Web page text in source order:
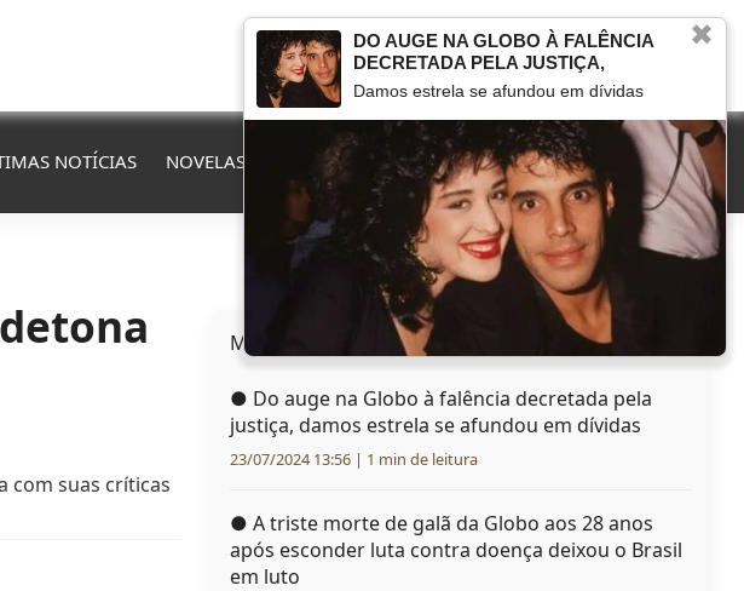
NOTÍCIAS NOVELAS QUE FIM LEVOU MARCOU NA TV HERANÇAS
com suas críticas
Mais lidas hoje
● Do auge na Globo à falência decretada pela
justiça, damos estrela se afundou em dívidas
23/07/2024 13:56 | 1 min de leitura
● A triste morte de galã da Globo aos 28 anos
após esconder luta contra doença deixou o Brasil
em luto
✖
DO AUGE NA GLOBO À FALÊNCIA
DECRETADA PELA JUSTIÇA,
Damos estrela se afundou em dívidas